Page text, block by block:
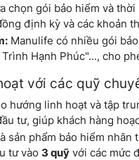
chọn gói bảo hiểm và
định kỳ và các khoản
Manulife có nhiều gói
Hạnh Phúc"..., cho
với các quỹ
hướng linh hoạt và tập
tư, giúp khách hàng
sản phẩm bảo hiểm nhân
tư vào 3 quỹ với các mức